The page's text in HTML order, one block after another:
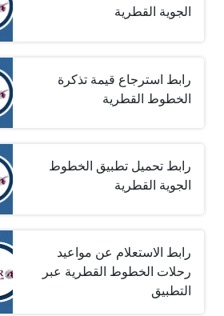
الجوية القطرية
رابط استرجاع قيمة تذكرة
الخطوط القطرية
رابط تحميل تطبيق الخطوط
الجوية القطرية
رابط الاستعلام عن مواعيد
رحلات الخطوط القطرية عبر
التطبيق